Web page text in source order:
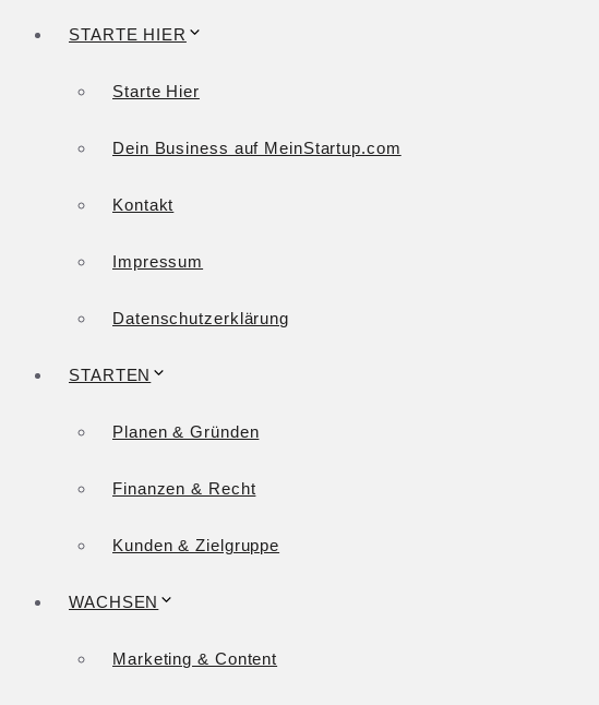
STARTE HIER
Starte Hier
Dein Business auf MeinStartup.com
Kontakt
Impressum
Datenschutzerklärung
STARTEN
Planen & Gründen
Finanzen & Recht
Kunden & Zielgruppe
WACHSEN
Marketing & Content